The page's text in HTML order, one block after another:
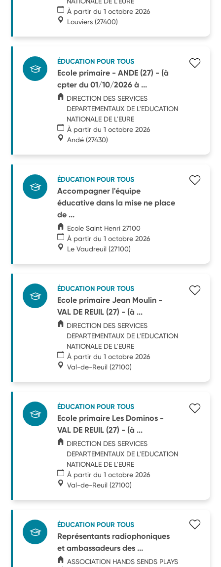
À partir du 1 octobre 2026
Louviers (27400)
ÉDUCATION POUR TOUS
Ecole primaire - ANDE (27) - (à
cpter du 01/10/2026 à ...
DIRECTION DES SERVICES
DEPARTEMENTAUX DE L'EDUCATION
NATIONALE DE L'EURE
À partir du 1 octobre 2026
Andé (27430)
ÉDUCATION POUR TOUS
Accompagner l'équipe
éducative dans la mise ne place
de ...
Ecole Saint Henri 27100
À partir du 1 octobre 2026
Le Vaudreuil (27100)
ÉDUCATION POUR TOUS
Ecole primaire Jean Moulin -
VAL DE REUIL (27) - (à ...
DIRECTION DES SERVICES
DEPARTEMENTAUX DE L'EDUCATION
NATIONALE DE L'EURE
À partir du 1 octobre 2026
Val-de-Reuil (27100)
ÉDUCATION POUR TOUS
Ecole primaire Les Dominos -
VAL DE REUIL (27) - (à ...
DIRECTION DES SERVICES
DEPARTEMENTAUX DE L'EDUCATION
NATIONALE DE L'EURE
À partir du 1 octobre 2026
Val-de-Reuil (27100)
ÉDUCATION POUR TOUS
Représentants radiophoniques
et ambassadeurs des ...
ASSOCIATION HANDS SENDS PLAYS